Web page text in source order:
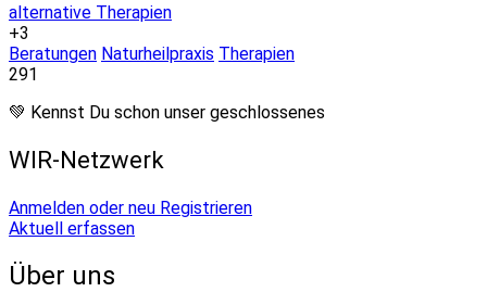
alternative Therapien
+3
Beratungen Naturheilpraxis Therapien
291
💚 Kennst Du schon unser geschlossenes
WIR-Netzwerk
Anmelden oder neu Registrieren
Aktuell erfassen
Über uns